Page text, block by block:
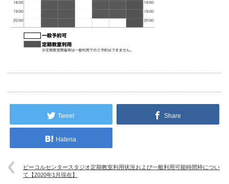
Tweet Share
Hatena
ビーコルセンタースタジオ定期教室利用状況および一般利用可能時間枠につい
て【2020年1月現在】